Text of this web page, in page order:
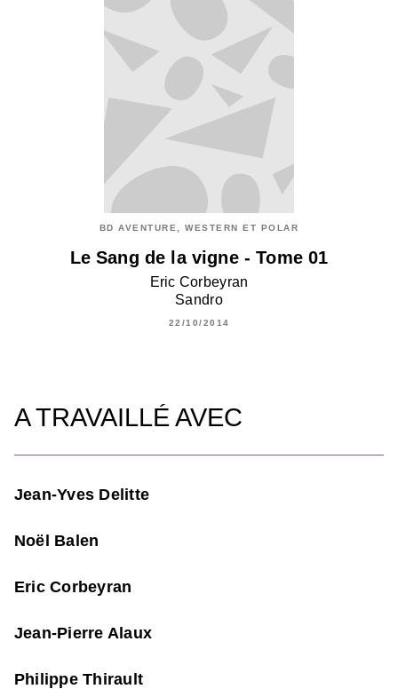
BD AVENTURE, WESTERN ET POLAR
Le Sang de la vigne - Tome 01
Eric Corbeyran
Sandro
22/10/2014
A TRAVAILLÉ AVEC
Jean-Yves Delitte
Noël Balen
Eric Corbeyran
Jean-Pierre Alaux
Philippe Thirault